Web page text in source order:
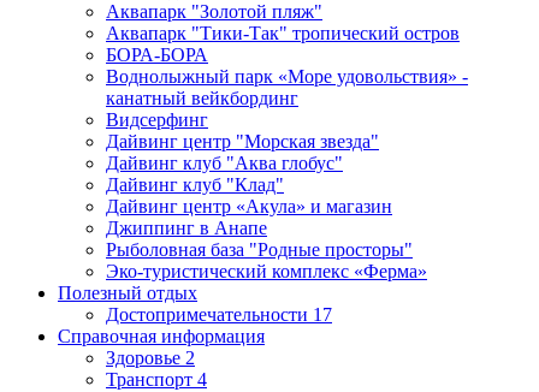
Аквапарк "Золотой пляж"
Аквапарк "Тики-Так" тропический остров
БОРА-БОРА
Воднолыжный парк «Море удовольствия» -
канатный вейкбординг
Видсерфинг
Дайвинг центр "Морская звезда"
Дайвинг клуб "Аква глобус"
Дайвинг клуб "Клад"
Дайвинг центр «Акула» и магазин
Джиппинг в Анапе
Рыболовная база "Родные просторы"
Эко-туристический комплекс «Ферма»
Полезный отдых
Достопримечательности 17
Справочная информация
Здоровье 2
Транспорт 4